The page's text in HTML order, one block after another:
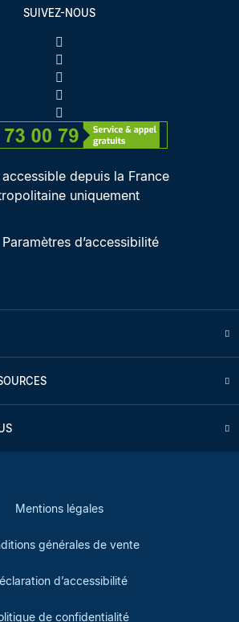
SUIVEZ-NOUS
depuis la France
uniquement
Paramètres d’accessibilité
Mentions légales
générales de vente
d’accessibilité
de confidentialité